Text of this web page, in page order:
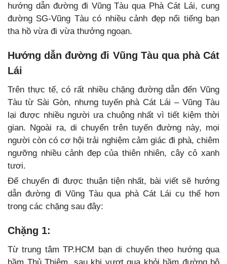
hướng dẫn đường đi Vũng Tàu qua Phà Cát Lái, cung
đường SG-Vũng Tàu có nhiều cảnh đẹp nổi tiếng bạn
tha hồ vừa đi vừa thưởng ngoạn.
Hướng dẫn đường đi Vũng Tàu qua phà Cát
Lái
Trên thực tế, có rất nhiều chặng đường dẫn đến Vũng
Tàu từ Sài Gòn, nhưng tuyến phà Cát Lái – Vũng Tàu
lại được nhiều người ưa chuộng nhất vì tiết kiệm thời
gian. Ngoài ra, di chuyển trên tuyến đường này, mọi
người còn có cơ hội trải nghiệm cảm giác đi phà, chiêm
ngưỡng nhiều cảnh đẹp của thiên nhiên, cây cỏ xanh
tươi.
Để chuyến đi được thuận tiện nhất, bài viết sẽ hướng
dẫn đường đi Vũng Tàu qua phà Cát Lái cụ thể hơn
trong các chặng sau đây:
Chặng 1:
Từ trung tâm TP.HCM bạn di chuyển theo hướng qua